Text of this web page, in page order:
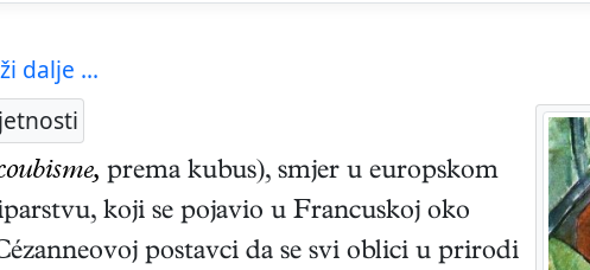
dalje ...
prema kubus), smjer u europskom
koji se pojavio u Francuskoj oko
postavci da se svi oblici u prirodi